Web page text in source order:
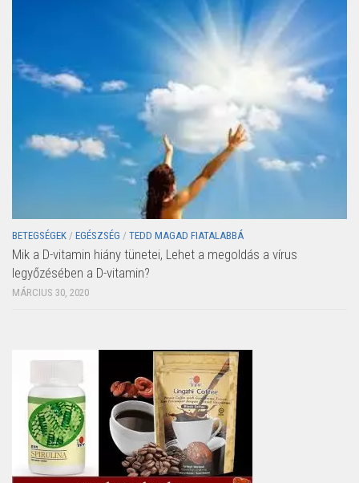
BETEGSÉGEK / EGÉSZSÉG / TEDD MAGAD FIATALABBÁ
Mik a D-vitamin hiány tünetei, Lehet a megoldás a vírus
legyőzésében a D-vitamin?
MÁRCIUS 30, 2020